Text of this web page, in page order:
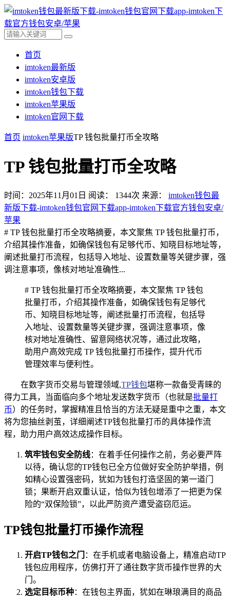
首页
imtoken最新版
imtoken安卓版
imtoken钱包下载
imtoken苹果版
imtoken官网下载
首页 imtoken苹果版TP 钱包批量打币全攻略
TP 钱包批量打币全攻略
时间：2025年11月01日 阅读： 1344次 来源： imtoken钱包最
新版下载-imtoken钱包官网下载app-imtoken下载官方钱包安卓/
苹果
# TP 钱包批量打币全攻略摘要，本文聚焦 TP 钱包批量打币，
介绍其操作准备，如确保钱包有足够代币、知晓目标地址等，
阐述批量打币流程，包括导入地址、设置数量等关键步骤，强
调注意事项，像核对地址准确性...
# TP 钱包批量打币全攻略摘要，本文聚焦 TP 钱包
批量打币，介绍其操作准备，如确保钱包有足够代
币、知晓目标地址等，阐述批量打币流程，包括导
入地址、设置数量等关键步骤，强调注意事项，像
核对地址准确性、留意网络状况等，通过此攻略，
助用户高效完成 TP 钱包批量打币操作，提升代币
管理效率与便利性。
在数字货币交易与管理领域,TP钱包堪称一款备受青睐的
得力工具，当面临向多个地址发送数字货币（也就是批量打
币）的任务时，掌握精准且恰当的方法无疑是重中之重，本文
将为您抽丝剥茧，详细阐述TP钱包批量打币的具体操作流
程，助力用户高效达成操作目标。
筑牢钱包安全防线：在着手任何操作之前，务必要严阵
以待，确认您的TP钱包已全方位做好安全防护举措，例
如精心设置强密码，犹如为钱包打造坚固的第一道门
锁；果断开启双重认证，恰似为钱包增添了一把更为保
险的“双保险锁”，以此严防资产遭受盗窃厄运。
TP钱包批量打币操作流程
开启TP钱包之门
：在手机或者电脑设备上，精准启动TP
钱包应用程序，仿佛打开了通往数字货币操作世界的大
门。
选定目标币种：在钱包主界面，犹如在琳琅满目的商品